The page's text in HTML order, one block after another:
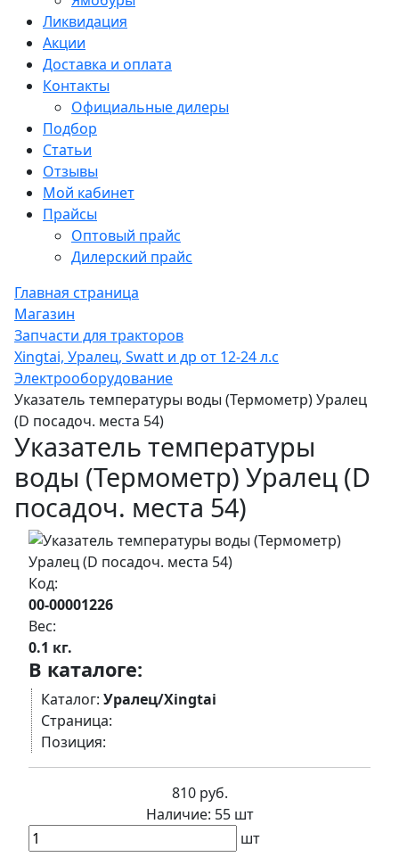
Ликвидация
Акции
Доставка и оплата
Контакты
Официальные дилеры
Подбор
Статьи
Отзывы
Мой кабинет
Прайсы
Оптовый прайс
Дилерский прайс
Главная страница
Магазин
Запчасти для тракторов
Xingtai, Уралец, Swatt и др от 12-24 л.с
Электрооборудование
Указатель температуры воды (Термометр) Уралец
(D посадоч. места 54)
Указатель температуры
воды (Термометр) Уралец (D
посадоч. места 54)
Код:
00-00001226
Вес:
0.1 кг.
В каталоге:
Каталог: Уралец/Xingtai
Страница:
Позиция:
810 руб.
Наличие: 55 шт
шт